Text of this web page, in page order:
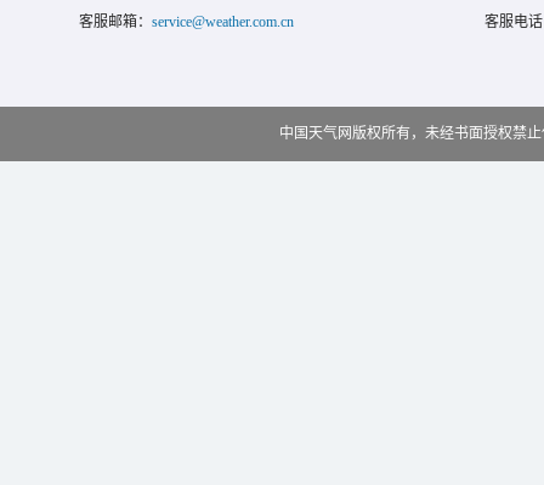
客服邮箱： service@weather.com.cn 客服电
中国天气网版权所有，未经书面授权